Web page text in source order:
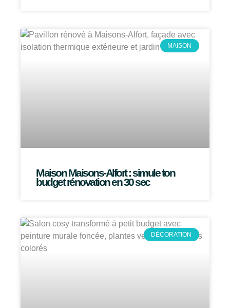
MAISON
Maison Maisons-Alfort : simule ton
budget rénovation en 30 sec
DÉCORATION